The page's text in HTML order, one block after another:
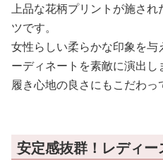
上品な花柄プリントが施さ
ツです。
女性らしい柔らかな印象を
ーディネートを素敵に演出し
履き心地の良さにもこだわっ
安定感抜群！レディ